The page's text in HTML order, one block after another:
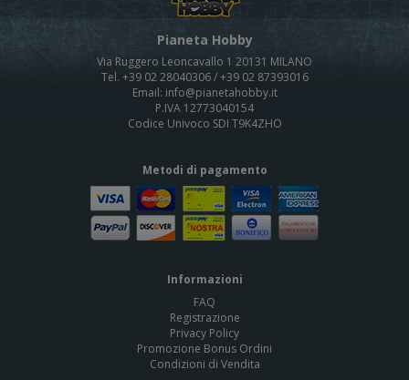
Pianeta Hobby
Via Ruggero Leoncavallo 1 20131 MILANO
Tel. +39 02 28040306 / +39 02 87393016
Email: info@pianetahobby.it
P.IVA 12773040154
Codice Univoco SDI T9K4ZHO
Metodi di pagamento
Informazioni
FAQ
Registrazione
Privacy Policy
Promozione Bonus Ordini
Condizioni di Vendita